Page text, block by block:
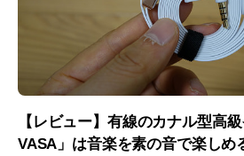
【レビュー】有線のカナル型高
VASA」は音楽を素の音で楽しめ